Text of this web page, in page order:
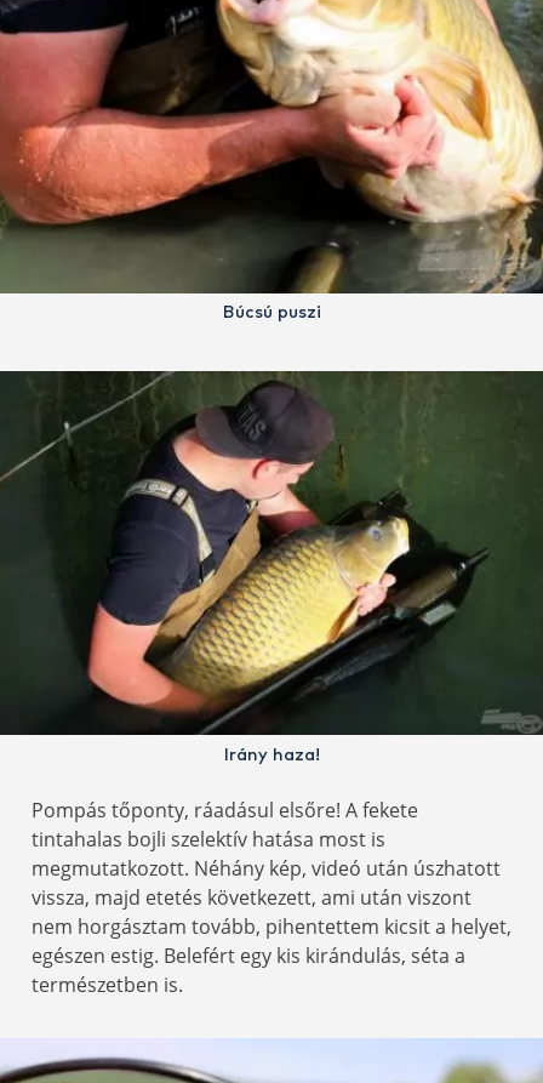
Búcsú puszi
Irány haza!
Pompás tőponty, ráadásul elsőre! A fekete
tintahalas bojli szelektív hatása most is
megmutatkozott. Néhány kép, videó után úszhatott
vissza, majd etetés következett, ami után viszont
nem horgásztam tovább, pihentettem kicsit a helyet,
egészen estig. Belefért egy kis kirándulás, séta a
természetben is.